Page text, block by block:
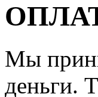
Мы
деньги.